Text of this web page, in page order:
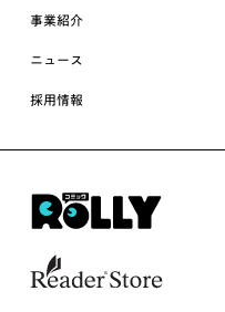
事業紹介
ニュース
採用情報